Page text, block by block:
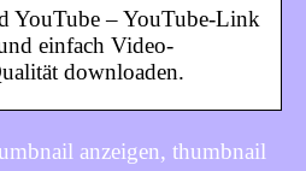
YouTube – YouTube-Link
einfach Video-
downloaden.
anzeigen, thumbnail